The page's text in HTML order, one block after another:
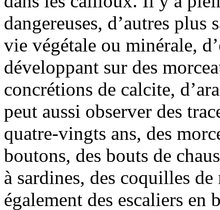
dangereuses, d’autres plus
vie végétale ou minérale,
développant sur des
concrétions de calcite,
peut aussi observer des
quatre-vingts ans, des
boutons, des bouts de
à sardines, des coquilles
également des escaliers en